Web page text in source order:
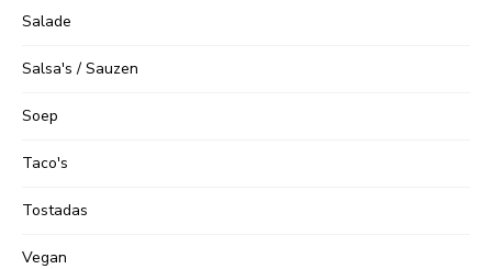
Salade
Salsa's / Sauzen
Soep
Taco's
Tostadas
Vegan